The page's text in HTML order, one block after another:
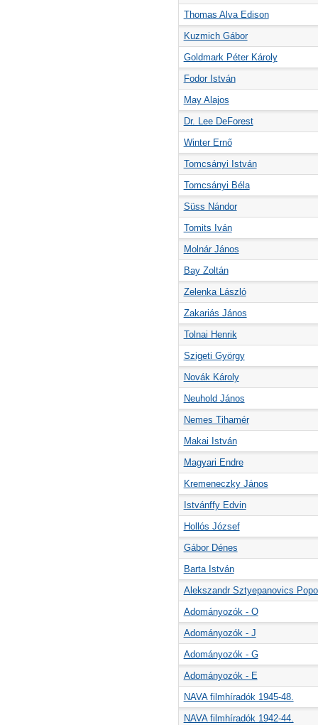
Thomas Alva Edison
Kuzmich Gábor
Goldmark Péter Károly
Fodor István
May Alajos
Dr. Lee DeForest
Winter Ernő
Tomcsányi István
Tomcsányi Béla
Süss Nándor
Tomits Iván
Molnár János
Bay Zoltán
Zelenka László
Zakariás János
Tolnai Henrik
Szigeti György
Novák Károly
Neuhold János
Nemes Tihamér
Makai István
Magyari Endre
Kremeneczky János
Istvánffy Edvin
Hollós József
Gábor Dénes
Barta István
Alekszandr Sztyepanovics
Adományozók - O
Adományozók - J
Adományozók - G
Adományozók - E
NAVA filmhíradók 1945-48.
NAVA filmhíradók 1942-44.